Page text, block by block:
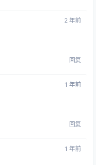
2 年前
回复
1 年前
回复
1 年前